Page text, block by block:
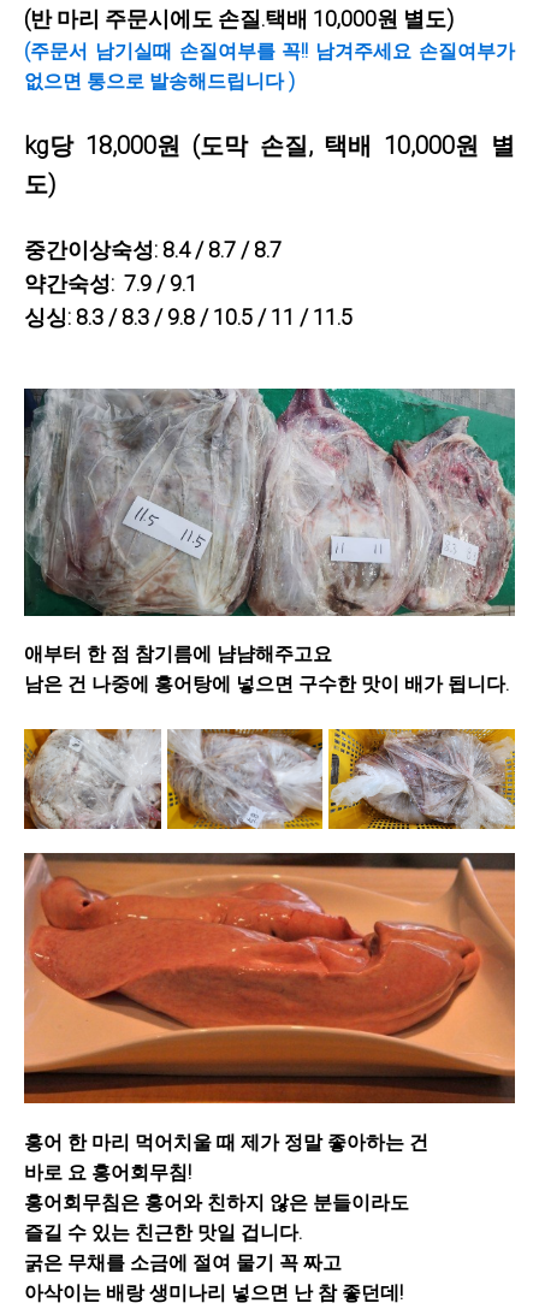
(반 마리 주문시에도 손질.택배 10,000원 별도)
(주문서 남기실때 손질여부를 꼭!! 남겨주세요 손질여부가
없으면 통으로 발송해드립니다 )
kg당 18,000원 (도막 손질, 택배 10,000원 별
도)
중간이상숙성: 8.4 / 8.7 / 8.7
약간숙성: 7.9 / 9.1
싱싱: 8.3 / 8.3 / 9.8 / 10.5 / 11 / 11.5
애부터 한 점 참기름에 냠냠해주고요
남은 건 나중에 홍어탕에 넣으면 구수한 맛이 배가 됩니다.
홍어 한 마리 먹어치울 때 제가 정말 좋아하는 건
바로 요 홍어회무침!
홍어회무침은 홍어와 친하지 않은 분들이라도
즐길 수 있는 친근한 맛일 겁니다.
굵은 무채를 소금에 절여 물기 꼭 짜고
아삭이는 배랑 생미나리 넣으면 난 참 좋던데!